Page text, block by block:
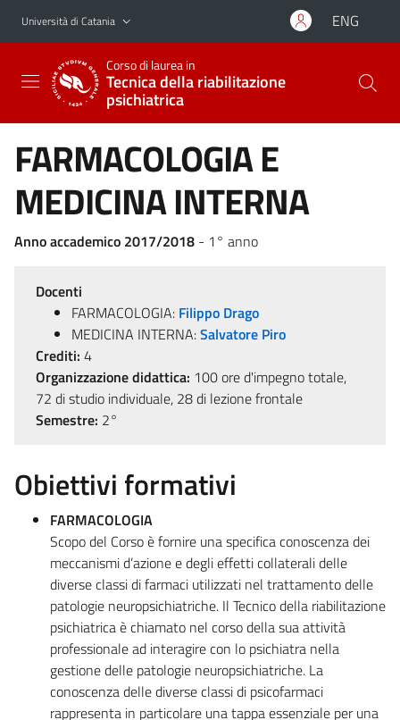
Vai al contenuto principale
Vai al menu di navigazione
Università di Catania ENG
Corso di laurea in
Tecnica della riabilitazione
psichiatrica
FARMACOLOGIA E
MEDICINA INTERNA
Anno accademico 2017/2018 - 1° anno
Docenti
FARMACOLOGIA: Filippo Drago
MEDICINA INTERNA:Salvatore Piro
Crediti: 4
Organizzazione didattica: 100 ore d'impegno totale,
72 di studio individuale, 28 di lezione frontale
Semestre: 2°
Obiettivi formativi
FARMACOLOGIA
Scopo del Corso è fornire una specifica conoscenza dei
meccanismi d’azione e degli effetti collaterali delle
diverse classi di farmaci utilizzati nel trattamento delle
patologie neuropsichiatriche. Il Tecnico della riabilitazione
psichiatrica è chiamato nel corso della sua attività
professionale ad interagire con lo psichiatra nella
gestione delle patologie neuropsichiatriche. La
conoscenza delle diverse classi di psicofarmaci
rappresenta in particolare una tappa essenziale per una